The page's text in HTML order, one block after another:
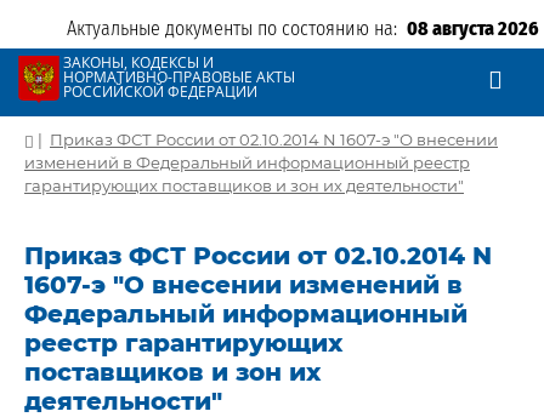
Актуальные документы по состоянию на: 08 августа 2026
ЗАКОНЫ, КОДЕКСЫ И
НОРМАТИВНО-ПРАВОВЫЕ АКТЫ
РОССИЙСКОЙ ФЕДЕРАЦИИ
| Приказ ФСТ России от 02.10.2014 N 1607-э "О внесении
изменений в Федеральный информационный реестр
гарантирующих поставщиков и зон их деятельности"
Приказ ФСТ России от 02.10.2014 N
1607-э "О внесении изменений в
Федеральный информационный
реестр гарантирующих
поставщиков и зон их
деятельности"